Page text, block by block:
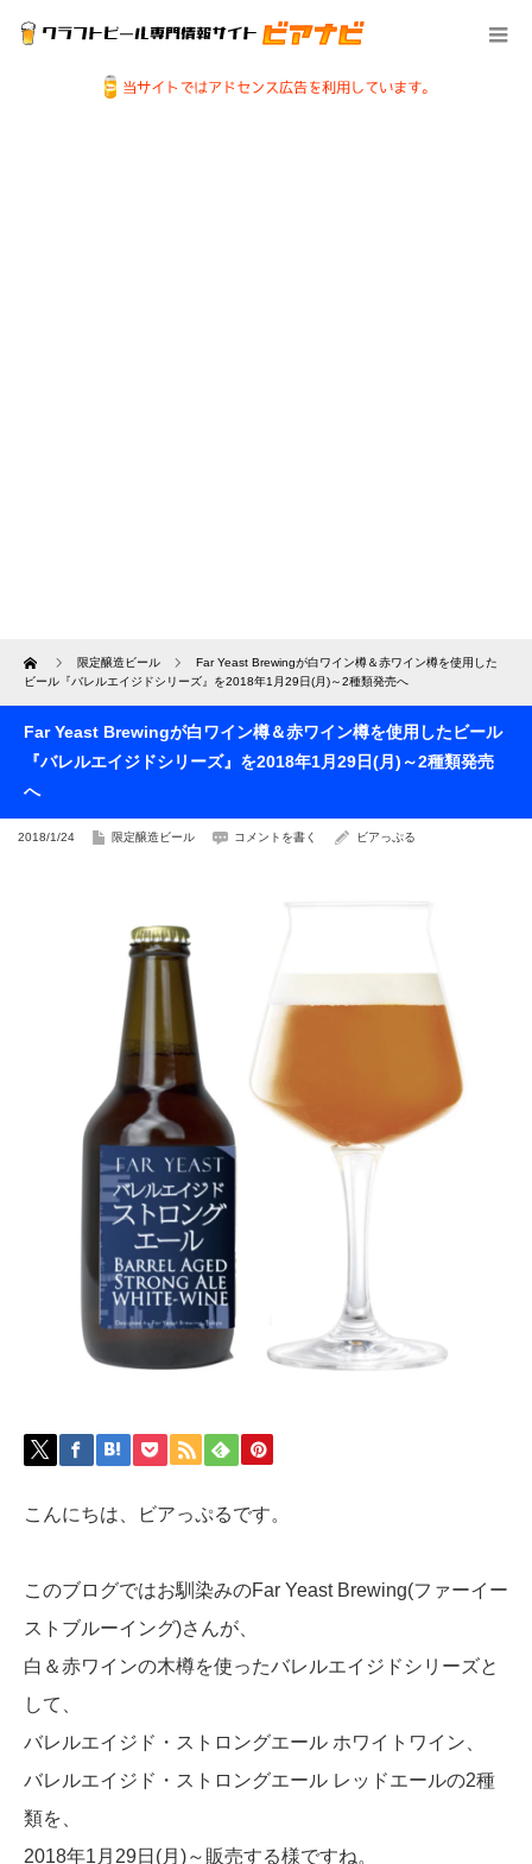
Home 限定醸造ビール
Far Yeast Brewingが白ワイン樽＆赤ワイン樽を使用した
ビール『バレルエイジドシリーズ』を2018年1月29日(月)～2種類発売へ
Far Yeast Brewingが白ワイン樽＆赤ワイン樽を使用したビール
『バレルエイジドシリーズ』を2018年1月29日(月)～2種類発売
へ
2018/1/24 限定醸造ビール コメントを書く ビアっぷる
こんにちは、ビアっぷるです。
このブログではお馴染みのFar Yeast Brewing(ファーイー
ストブルーイング)さんが、
白＆赤ワインの木樽を使ったバレルエイジドシリーズと
して、
バレルエイジド・ストロングエール ホワイトワイン、
バレルエイジド・ストロングエール レッドエールの2種
類を、
2018年1月29日(月)～販売する様ですね。